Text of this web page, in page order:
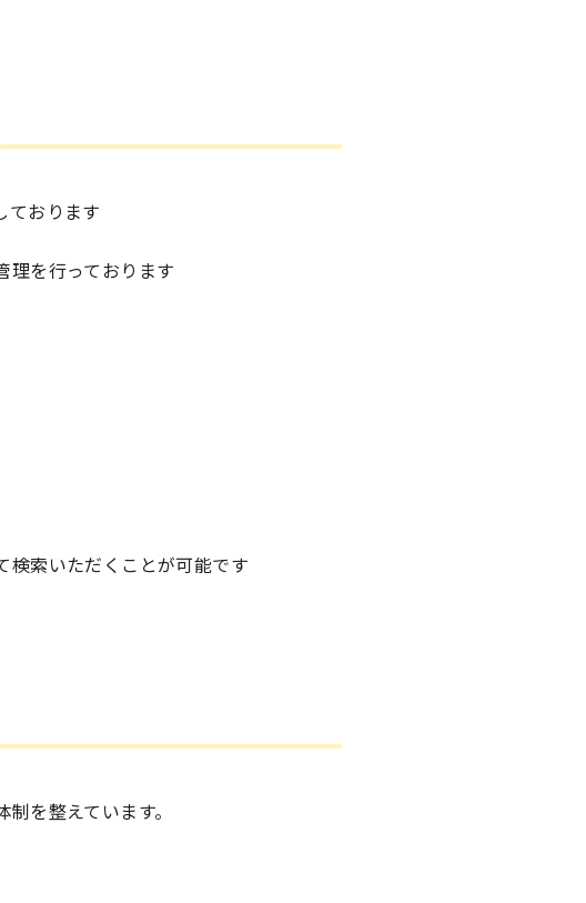
ております
理を行っております
検索いただくことが可能です
を整えています。